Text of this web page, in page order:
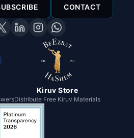
CONTACT
Kiruv Store
Distribute Free Kiruv Materials